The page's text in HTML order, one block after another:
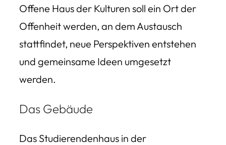
Offene Haus der Kulturen soll ein Ort der
Offenheit werden, an dem Austausch
stattfindet, neue Perspektiven entstehen
und gemeinsame Ideen umgesetzt
werden.
Das Gebäude
Das Studierendenhaus in der